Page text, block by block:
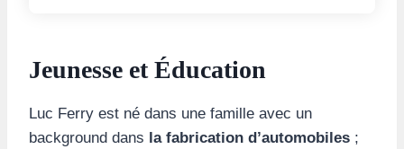
Jeunesse et Éducation
Luc Ferry est né dans une famille avec un
background dans la fabrication d’automobiles ;